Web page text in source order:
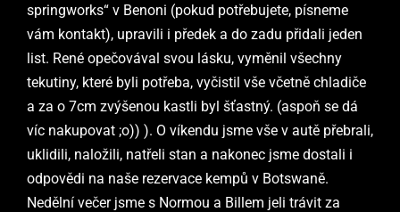
springworks“ v Benoni (pokud potřebujete, písneme
vám kontakt), upravili i předek a do zadu přidali jeden
list. René opečovával svou lásku, vyměnil všechny
tekutiny, které byli potřeba, vyčistil vše včetně chladiče
a za o 7cm zvýšenou kastli byl šťastný. (aspoň se dá
víc nakupovat ;o)) ). O víkendu jsme vše v autě přebrali,
uklidili, naložili, natřeli stan a nakonec jsme dostali i
odpovědi na naše rezervace kempů v Botswaně.
Nedělní večer jsme s Normou a Billem jeli trávit za